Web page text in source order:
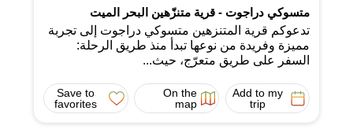
متسوكي دراجوت - قرية متنزّهين البحر الميت
تدعوكم قرية المتنزهين متسوكي دراجوت إلى تجربة
مميزة وفريدة من نوعها تبدأ منذ طريق الرحلة:
السفر على طريق متعرّج، حيث...
Add to my
trip
On the
map
Save to
favorites